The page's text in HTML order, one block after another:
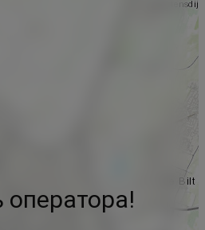
оператора!